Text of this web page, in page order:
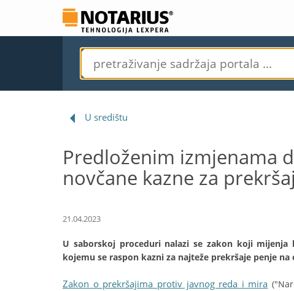
U središtu
Predloženim izmjenama
novčane kazne za
21.04.2023
U saborskoj proceduri nalazi se zakon koji
kojemu se raspon kazni za najteže prekršaje penje na
Zakon o prekršajima protiv javnog reda i mira